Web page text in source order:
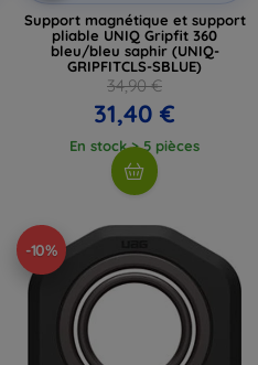
Support magnétique et support
pliable UNIQ Gripfit 360
bleu/bleu saphir (UNIQ-
GRIPFITCLS-SBLUE)
34,90 €
31,40 €
En stock > 5 pièces
-10%